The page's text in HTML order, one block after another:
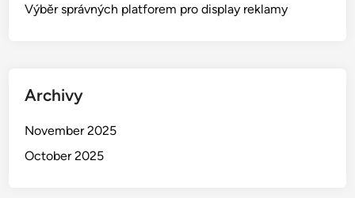
Výběr správných platforem pro display reklamy
Archivy
November 2025
October 2025